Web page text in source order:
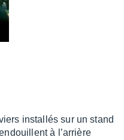
instal­lés sur un stand
à l’ar­rière